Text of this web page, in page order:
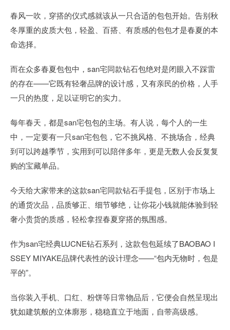
春风一吹，穿搭的仪式感就该从一只合适的包包开始。告别秋
冬厚重的皮质大包，轻盈、百搭、有质感的包包才是春夏的本
命选择。
而在众多春夏包包中，san宅同款钻石包绝对是闭眼入不踩雷
的存在——它既有轻奢品牌的设计感，又有亲民的价格，人手
一只的热度，足以证明它的实力。
每年春天，都是san宅包包的主场。有人说，每个人的一生
中，一定要有一只san宅包包，它不挑风格、不挑场合，经典
到可以跨越季节，实用到可以陪伴多年，更是无数人会反复复
购的宝藏单品。
今天给大家带来的这款san宅同款钻石手提包，区别于市场上
的通货次品，品质够正、细节够绝，让你花小钱就能体验到轻
奢小贵货的质感，轻松拿捏春夏穿搭的氛围感。
作为san宅经典LUCNE钻石系列，这款包包延续了BAOBAO I
SSEY MIYAKE品牌代表性的设计理念——“包内无物时，包是
平的”。
当你装入手机、口红、粉饼等日常物品后，它便会自然呈现出
犹如建筑般的立体廓形，稳稳直立于地面，自带高级感。